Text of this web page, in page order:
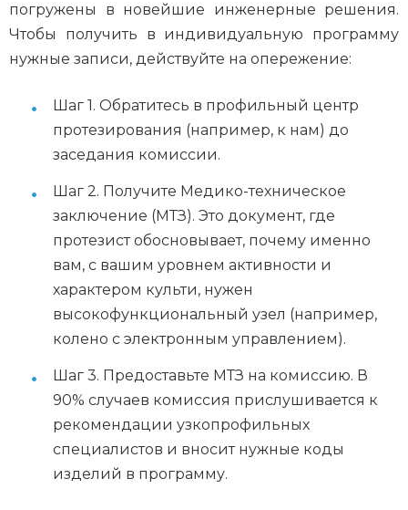
погружены в новейшие инженерные решения.
Чтобы получить в индивидуальную программу
нужные записи, действуйте на опережение:
Шаг 1. Обратитесь в профильный центр
протезирования (например, к нам) до
заседания комиссии.
Шаг 2. Получите Медико-техническое
заключение (МТЗ). Это документ, где
протезист обосновывает, почему именно
вам, с вашим уровнем активности и
характером культи, нужен
высокофункциональный узел (например,
колено с электронным управлением).
Шаг 3. Предоставьте МТЗ на комиссию. В
90% случаев комиссия прислушивается к
рекомендации узкопрофильных
специалистов и вносит нужные коды
изделий в программу.